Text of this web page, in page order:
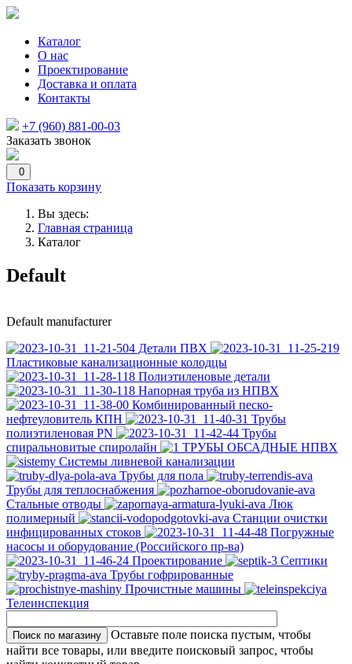
Каталог
О нас
Проектирование
Доставка и оплата
Контакты
+7 (960) 881-00-03
Заказать звонок
0
Показать корзину
Вы здесь:
Главная страница
Каталог
Default
Default manufacturer
Детали ПВХ
Пластиковые канализационные колодцы
Полиэтиленовые детали
Напорная труба из НПВХ
Комбинированный песко-
нефтеуловитель КПН
Трубы
полиэтиленовая PN
Трубы
спиральновитые спиролайн
ТРУБЫ ОБСАДНЫЕ НПВХ
Системы ливневой канализации
Трубы для пола
Трубы для теплоснабжения
Стальные отводы
Люк
полимерный
Станции очистки
инфицированных стоков
Погружные
насосы и оборудование (Российского пр-ва)
Проектирование
Септики
Трубы гофрированные
Прочистные машины
Телеинспекция
Оставьте поле поиска пустым, чтобы
найти все товары, или введите поисковый запрос, чтобы